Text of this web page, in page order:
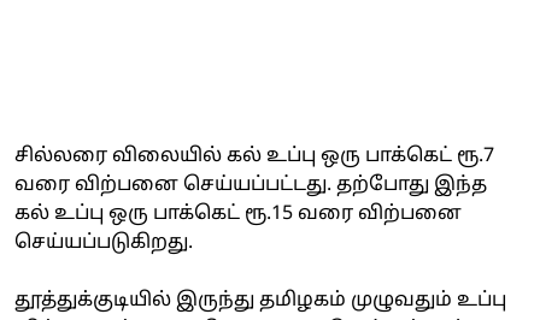
சில்லரை விலையில் கல் உப்பு ஒரு பாக்கெட் ரூ.7
வரை விற்பனை செய்யப்பட்டது. தற்போது இந்த
கல் உப்பு ஒரு பாக்கெட் ரூ.15 வரை விற்பனை
செய்யப்படுகிறது.
தூத்துக்குடியில் இருந்து தமிழகம் முழுவதும் உப்பு